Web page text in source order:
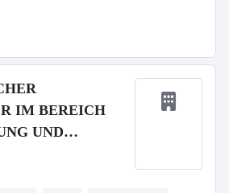
IM BEREICH
UND